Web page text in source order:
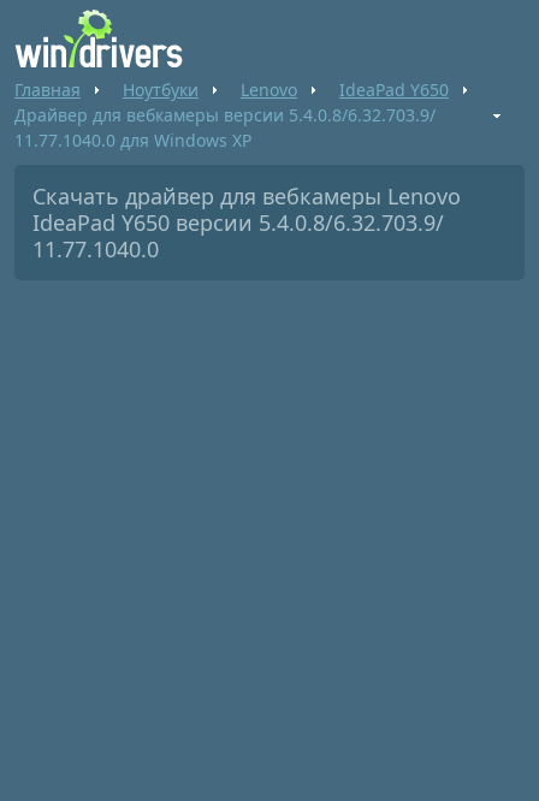
Главная Ноутбуки Lenovo
IdeaPad Y650
Драйвер для вебкамеры версии 5.4.0.8/6.32.703.9/
11.77.1040.0 для Windows XP
Скачать драйвер для вебкамеры Lenovo
IdeaPad Y650 версии 5.4.0.8/6.32.703.9/
11.77.1040.0